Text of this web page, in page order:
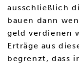
ausschließlich
bauen dann
geld verdienen
Erträge aus
begrenzt, dass